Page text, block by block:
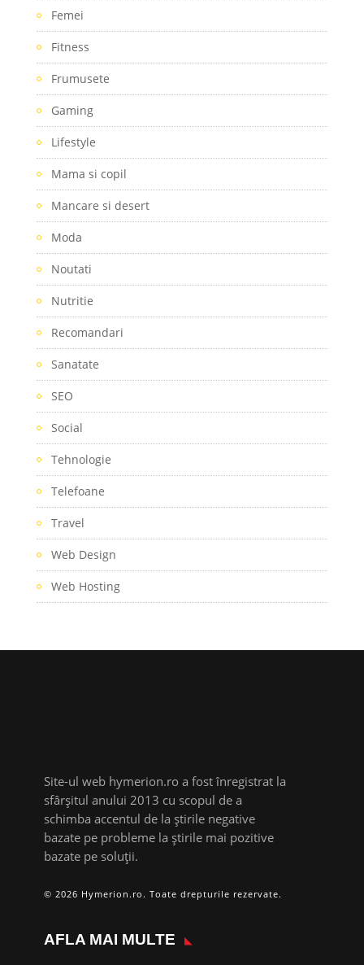
Femei
Fitness
Frumusete
Gaming
Lifestyle
Mama si copil
Mancare si desert
Moda
Noutati
Nutritie
Recomandari
Sanatate
SEO
Social
Tehnologie
Telefoane
Travel
Web Design
Web Hosting
Site-ul web hymerion.ro a fost înregistrat la
sfârșitul anului 2013 cu scopul de a
schimba accentul de la știrile negative
bazate pe probleme la știrile mai pozitive
bazate pe soluții.
© 2026 Hymerion.ro. Toate drepturile rezervate.
AFLA MAI MULTE